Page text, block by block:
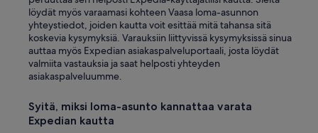
löydät myös varaamasi kohteen Vaasa loma-asunnon
yhteystiedot, joiden kautta voit esittää mitä tahansa sitä
koskevia kysymyksiä. Varauksiin liittyvissä kysymyksissä sinua
auttaa myös Expedian asiakaspalveluportaali, josta löydät
valmiita vastauksia ja saat helposti yhteyden
asiakaspalveluumme.
Syitä, miksi loma-asunto kannattaa varata
Expedian kautta